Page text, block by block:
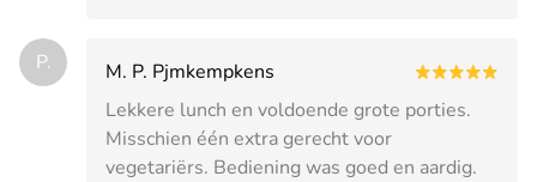
P.
M. P. Pjmkempkens
Lekkere lunch en voldoende grote porties.
Misschien één extra gerecht voor
vegetariërs. Bediening was goed en aardig.